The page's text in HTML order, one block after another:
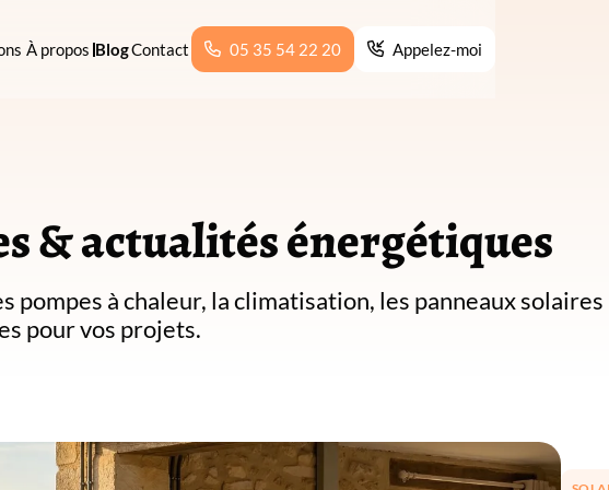
À propos BlogContact 05 35 54 22 20
 05 35 54 22 20  Appelez-moi
& actualités énergétiques
pompes à chaleur, la climatisation, les panneaux solaires
pour vos projets.